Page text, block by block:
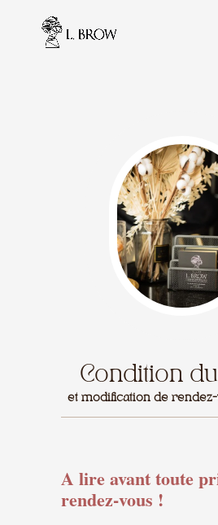
Condition
et modification de rendez-
A lire avant toute
rendez-vous !